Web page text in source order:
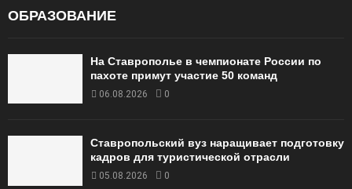
ОБРАЗОВАНИЕ
На Ставрополье в чемпионате России по
пахоте примут участие 50 команд
06.08.2026 0
Ставропольский вуз наращивает подготовку
кадров для туристической отрасли
05.08.2026 0